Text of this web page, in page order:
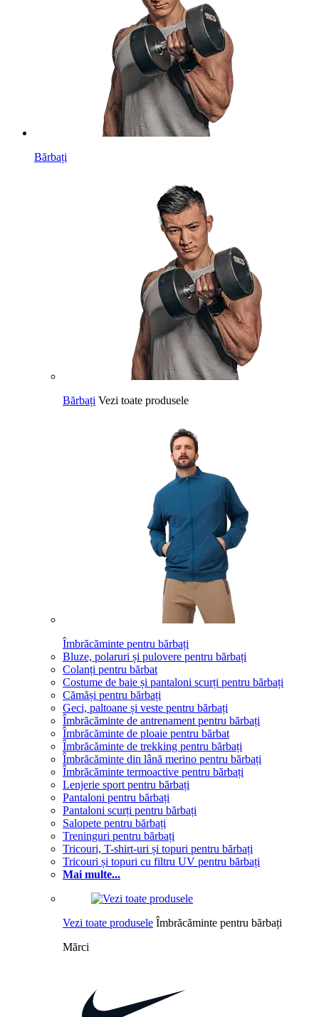
Bărbați
Bărbați Vezi toate produsele
Îmbrăcăminte pentru bărbați
Bluze, polaruri și pulovere pentru bărbați
Colanți pentru bărbat
Costume de baie și pantaloni scurți pentru bărbați
Cămăși pentru bărbați
Geci, paltoane și veste pentru bărbați
Îmbrăcăminte de antrenament pentru bărbați
Îmbrăcăminte de ploaie pentru bărbat
Îmbrăcăminte de trekking pentru bărbați
Îmbrăcăminte din lână merino pentru bărbați
Îmbrăcăminte termoactive pentru bărbați
Lenjerie sport pentru bărbați
Pantaloni pentru bărbați
Pantaloni scurți pentru bărbați
Salopete pentru bărbați
Treninguri pentru bărbați
Tricouri, T-shirt-uri și topuri pentru bărbați
Tricouri și topuri cu filtru UV pentru bărbați
Mai multe...
Vezi toate produsele Îmbrăcăminte pentru bărbați
Mărci